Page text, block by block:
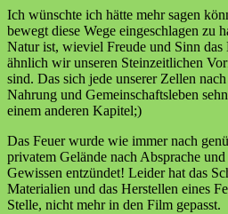
Ich wünschte ich hätte mehr sagen
bewegt diese Wege eingeschlagen zu
Natur ist, wieviel Freude und Sinn
ähnlich wir unseren Steinzeitlichen
sind. Das sich jede unserer Zellen
Nahrung und Gemeinschaftsleben
einem anderen Kapitel;)
Das Feuer wurde wie immer nach
privatem Gelände nach Absprache
Gewissen entzündet! Leider hat das
Materialien und das Herstellen eines
Stelle, nicht mehr in den Film gepasst.